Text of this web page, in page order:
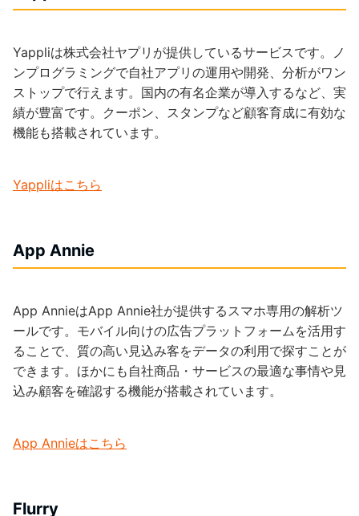
Yappliは株式会社ヤプリが提供しているサービスです。ノ
ンプログラミングで自社アプリの運用や開発、分析がワン
ストップで行えます。国内の有名企業が導入するなど、実
績が豊富です。クーポン、スタンプなど顧客育成に有効な
機能も搭載されています。
Yappliはこちら
App Annie
App AnnieはApp Annie社が提供するスマホ専用の解析ツ
ールです。モバイル向けの広告プラットフォームを活用す
ることで、質の高い見込み客をデータの利用で探すことが
できます。ほかにも自社商品・サービスの最適な事情や見
込み顧客を確認する機能が搭載されています。
App Annieはこちら
Flurry